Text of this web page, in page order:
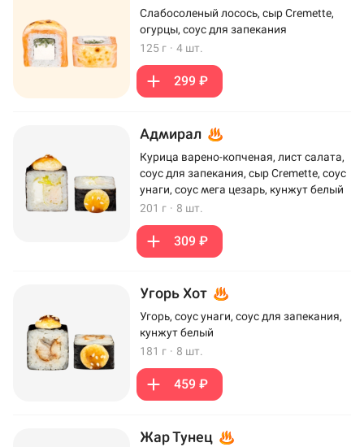
Слабосоленый лосось, сыр Cremette,
огурцы, соус для запекания
125 г · 4 шт.
299 ₽
Адмирал
Курица варено-копченая, лист салата,
соус для запекания, сыр Cremette, соус
унаги, соус мега цезарь, кунжут белый
201 г · 8 шт.
309 ₽
Угорь Хот
Угорь, соус унаги, соус для запекания,
кунжут белый
181 г · 8 шт.
459 ₽
Жар Тунец